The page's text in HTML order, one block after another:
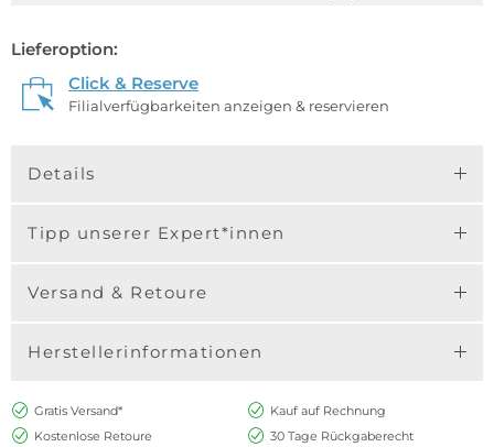
Lieferoption:
Click & Reserve
Filialverfügbarkeiten anzeigen & reservieren
Details
Tipp unserer Expert*innen
Versand & Retoure
Herstellerinformationen
Gratis Versand*
Kauf auf Rechnung
Kostenlose Retoure
30 Tage Rückgaberecht